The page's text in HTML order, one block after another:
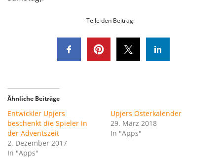
Teile den Beitrag:
Ähnliche Beiträge
Entwickler Upjers
beschenkt die Spieler in
der Adventszeit
2. Dezember 2017
In "Apps"
Upjers Osterkalender
29. März 2018
In "Apps"